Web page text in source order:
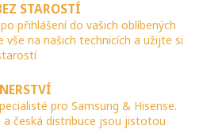
STAROSTÍ
přihlášení do vašich oblíbených
vše na našich technicích a užijte si
pro Samsung & Hisense.
a česká distribuce jsou jistotou